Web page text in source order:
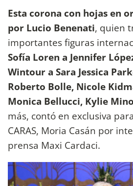
Esta corona con hojas en
por Lucio Benenati, quien
importantes figuras
Sofía Loren a Jennifer
Wintour a Sara Jessica
Roberto Bolle, Nicole
Monica Bellucci, Kylie
más, contó en exclusiva
CARAS, Moria Casán por
prensa Maxi Cardaci.